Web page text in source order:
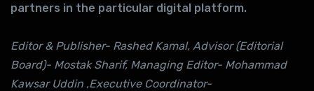
partners in the particular digital platform.
Editor & Publisher- Rashed Kamal, Advisor (Editorial
Board)- Mostak Sharif, Managing Editor- Mohammad
Kawsar Uddin ,Executive Coordinator-